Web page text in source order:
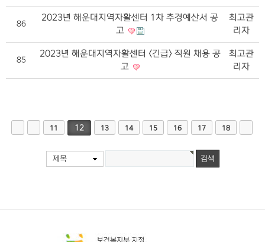
86
2023년 해운대지역자활센터 1차 추경예산서 공
고
최고관
리자
85
2023년 해운대지역자활센터 <긴급> 직원 채용 공
고
최고관
리자
11 12 13 14 15 16 17 18
제목